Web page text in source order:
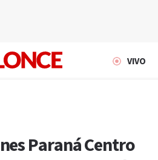
VIVO
Paraná Centro